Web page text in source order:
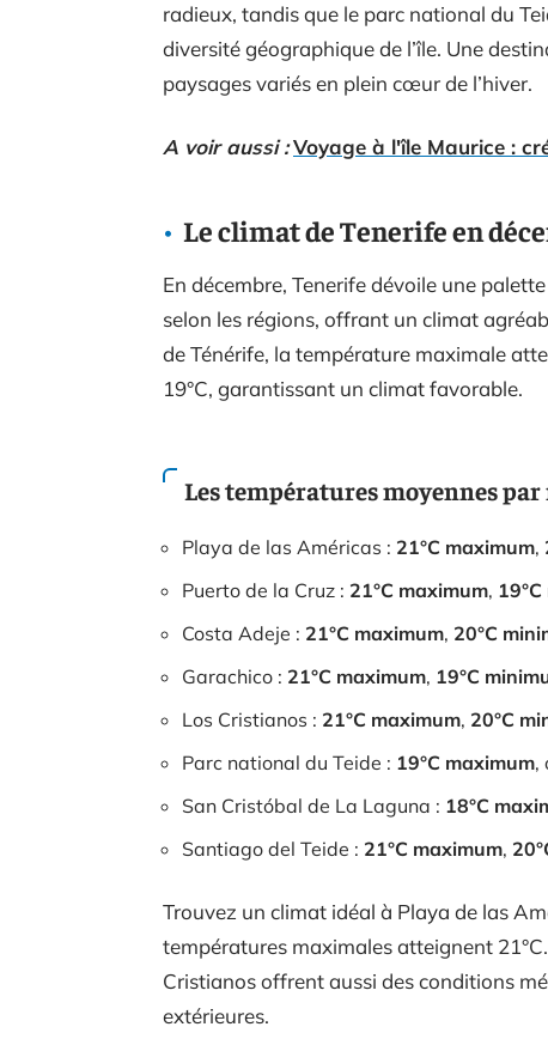
radieux, tandis que le parc national du
diversité géographique de l’île. Une
paysages variés en plein cœur de l’hiver.
A voir aussi :Voyage à l'île Maurice :
Le climat de Tenerife en
En décembre, Tenerife dévoile une
selon les régions, offrant un climat
de Ténérife, la température maximale
19°C, garantissant un climat favorable.
Les températures moyennes par
Playa de las Américas : 21°C maximum,
Puerto de la Cruz : 21°C maximum,
Costa Adeje : 21°C maximum, 20°C
Garachico : 21°C maximum, 19°C
Los Cristianos : 21°C maximum, 20°C
Parc national du Teide : 19°C maximum,
San Cristóbal de La Laguna : 18°C
Santiago del Teide : 21°C maximum,
Trouvez un climat idéal à Playa de las
températures maximales atteignent
Cristianos offrent aussi des conditions
extérieures.